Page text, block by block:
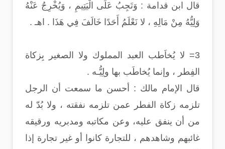
قال ابن قدامة : وَتَجِبُ عَلَى الْيَتِيمِ ، وَيُخْرِجُ عَنْهُ
وَلِيُّهُ مِنْ مَالِهِ ، لا نَعْلَمُ أَحَدًا خَالَفَ فِي هَذَا . اهـ .
3= لا يُخاَطب العبد المملوك ولا الصغير بِزكاة
الفِطر ، وإنما يُخاطَب بها ولِيُّـه .
قال الإمام مالك : أحسن ما سمعت أن الرجل
تلزمه زكاة الفطر عمن تلزمه نفقته ، ولا بُدّ له
من أن ينفق عليه، وعن مكاتبه ومدبريه ورقيقه
غائبهم وشاهدهم ، للتجارة كانوا أو غير تجارة إذا